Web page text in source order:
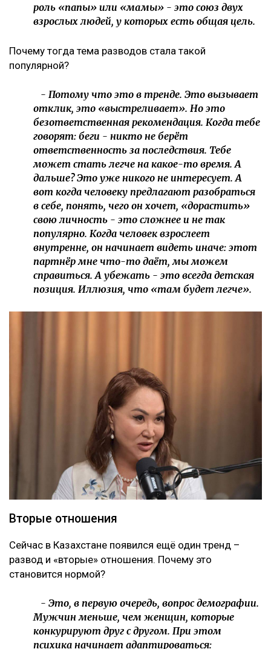
роль «папы» или «мамы» - это союз двух
взрослых людей, у которых есть общая цель.
Почему тогда тема разводов стала такой
популярной?
- Потому что это в тренде. Это вызывает
отклик, это «выстреливает». Но это
безответственная рекомендация. Когда тебе
говорят: беги - никто не берёт
ответственность за последствия. Тебе
может стать легче на какое-то время. А
дальше? Это уже никого не интересует. А
вот когда человеку предлагают разобраться
в себе, понять, чего он хочет, «дорастить»
свою личность - это сложнее и не так
популярно. Когда человек взрослеет
внутренне, он начинает видеть иначе: этот
партнёр мне что-то даёт, мы можем
справиться. А убежать - это всегда детская
позиция. Иллюзия, что «там будет легче».
Вторые отношения
Сейчас в Казахстане появился ещё один тренд –
развод и «вторые» отношения. Почему это
становится нормой?
- Это, в первую очередь, вопрос демографии.
Мужчин меньше, чем женщин, которые
конкурируют друг с другом. При этом
психика начинает адаптироваться: